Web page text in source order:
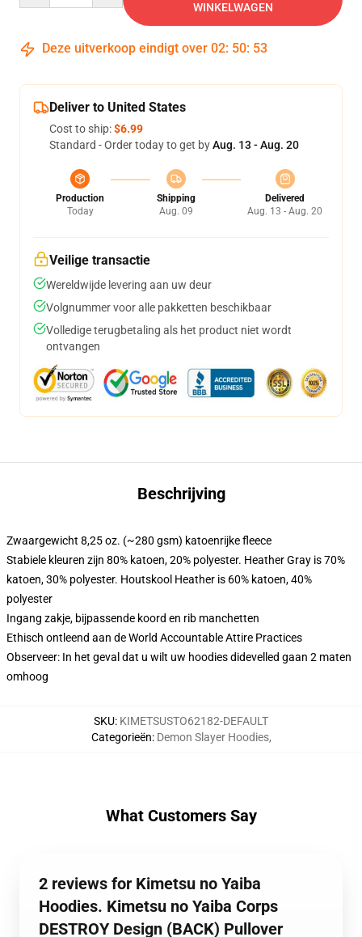
WINKELWAGEN
Deze uitverkoop eindigt over 02: 50: 53
Deliver to United States
Cost to ship:$6.99
Standard - Order today to get byAug. 13 - Aug. 20
Production
Today
Shipping
Aug. 09
Delivered
Aug. 13 - Aug. 20
Veilige transactie
Wereldwijde levering aan uw deur
Volgnummer voor alle pakketten beschikbaar
Volledige terugbetaling als het product niet wordt
ontvangen
Beschrijving
Zwaargewicht 8,25 oz. (~280 gsm) katoenrijke fleece
Stabiele kleuren zijn 80% katoen, 20% polyester. Heather Gray is 70%
katoen, 30% polyester. Houtskool Heather is 60% katoen, 40%
polyester
Ingang zakje, bijpassende koord en rib manchetten
Ethisch ontleend aan de World Accountable Attire Practices
Observeer: In het geval dat u wilt uw hoodies didevelled gaan 2 maten
omhoog
SKU: KIMETSUSTO62182-DEFAULT
Categorieën: Demon Slayer Hoodies,
What Customers Say
2 reviews for Kimetsu no Yaiba
Hoodies. Kimetsu no Yaiba Corps
DESTROY Design (BACK) Pullover